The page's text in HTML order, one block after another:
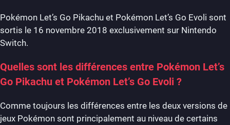
Pokémon Let’s Go Pikachu et Pokémon Let’s Go Evoli sont
sortis le 16 novembre 2018 exclusivement sur Nintendo
Switch.
Quelles sont les différences entre Pokémon Let’s
Go Pikachu et Pokémon Let’s Go Evoli ?
Comme toujours les différences entre les deux versions de
jeux Pokémon sont principalement au niveau de certains